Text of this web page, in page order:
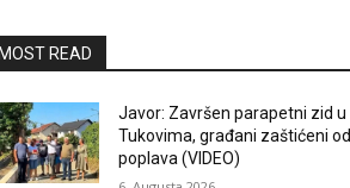
READ
Javor: Završen parapetni zid u
Tukovima, građani zaštićeni od
poplava (VIDEO)